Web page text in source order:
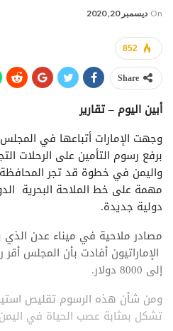
On ديسمبر 20, 2020
852
Share
أبين اليوم – تقارير
وجهت الإمارات أتباعها في المجلس
برفع رسوم التأمين على الرحلات
واليمن في خطوة قد تجر
مهمة على خط الملاحة البحرية
دولية جديدة.
مصادر ملاحية في ميناء عدن
إلى 8000 دولار.
ومن شأن هذه الرسوم تقليص
تشكل بمثابة عصب الحياة في